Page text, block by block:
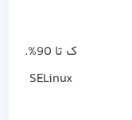
خطر هک تا 90%.
: فعال نگه داشتن SELinux